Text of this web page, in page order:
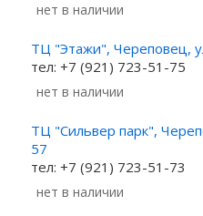
Нет в наличии
ТЦ "Этажи", Череповец,
тел: +7 (921) 723-51-75
Нет в наличии
ТЦ "Сильвер парк",
57
тел: +7 (921) 723-51-73
Нет в наличии